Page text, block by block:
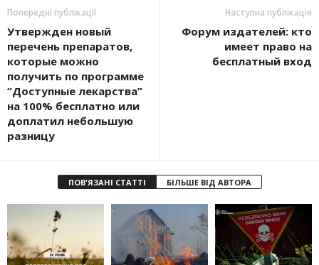
Попередні публікації
Утвержден новый
перечень препаратов,
которые можно
получить по программе
“Доступные лекарства”
на 100% бесплатно или
доплатил небольшую
разницу
Наступна публікація
Форум издателей: кто
имеет право на
бесплатный вход
ПОВ'ЯЗАНІ СТАТТІ БІЛЬШЕ ВІД АВТОРА